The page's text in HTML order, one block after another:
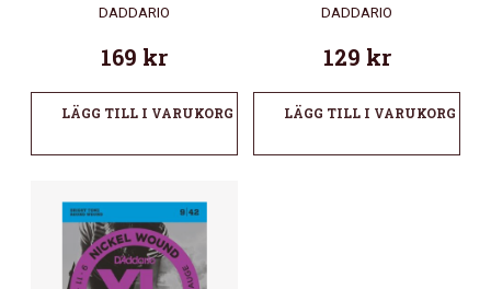
DADDARIO
169 kr
LÄGG TILL I VARUKORG
DADDARIO
129 kr
LÄGG TILL I VARUKORG